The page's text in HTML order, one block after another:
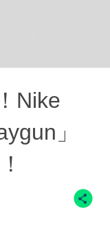
Nike
」